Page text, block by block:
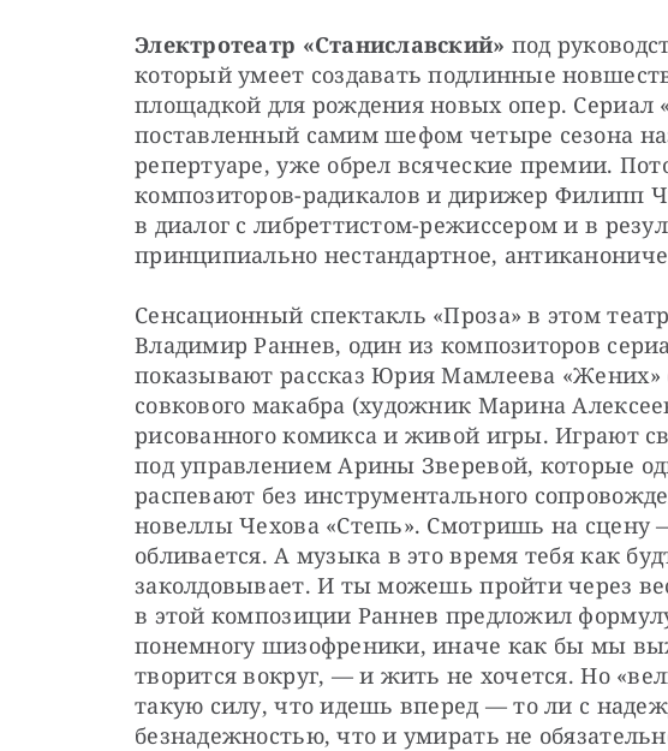
Электротеатр «Станиславский» под
который умеет создавать подлинные
площадкой для рождения новых опер. Сериал
поставленный самим шефом четыре сезона
репертуаре, уже обрел всяческие премии.
композиторов-радикалов и дирижер Филипп
в диалог с либреттистом-режиссером и в
принципиально нестандартное,
Сенсационный спектакль «Проза» в этом
Владимир Раннев, один из композиторов
показывают рассказ Юрия Мамлеева «Жених»
совкового макабра (художник Марина
рисованного комикса и живой игры. Играют
под управлением Арины Зверевой, которые
распевают без инструментального
новеллы Чехова «Степь». Смотришь на сцену
обливается. А музыка в это время тебя как
заколдовывает. И ты можешь пройти через
в этой композиции Раннев предложил
понемногу шизофреники, иначе как бы мы
творится вокруг, — и жить не хочется. Но
такую силу, что идешь вперед — то ли с
безнадежностью, что и умирать не